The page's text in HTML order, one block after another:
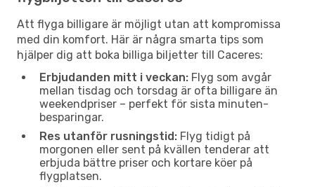
Att flyga billigare är möjligt utan att kompromissa
med din komfort. Här är några smarta tips som
hjälper dig att boka billiga biljetter till Caceres:
Erbjudanden mitt i veckan: Flyg som avgår
mellan tisdag och torsdag är ofta billigare än
weekendpriser – perfekt för sista minuten-
besparingar.
Res utanför rusningstid: Flyg tidigt på
morgonen eller sent på kvällen tenderar att
erbjuda bättre priser och kortare köer på
flygplatsen.